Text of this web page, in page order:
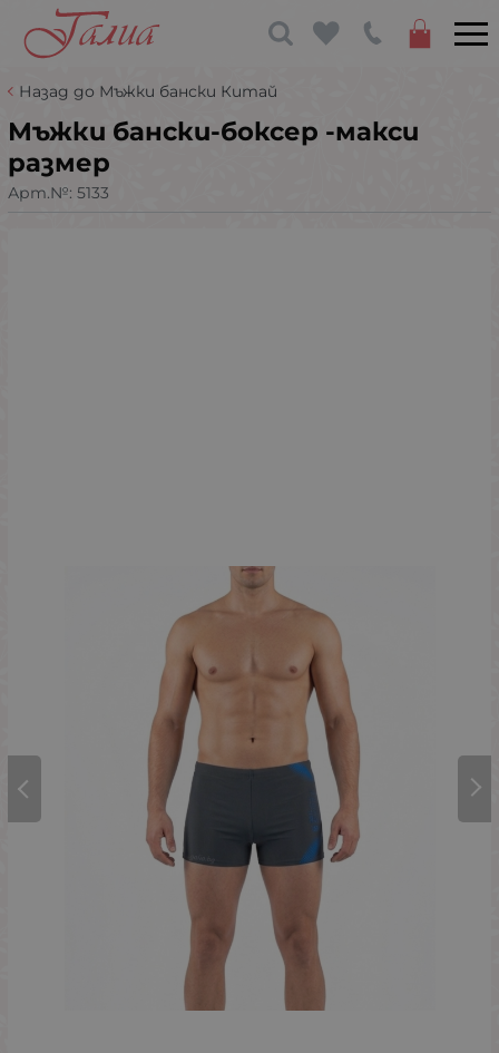
Назад до Мъжки бански Китай
Мъжки бански-боксер -макси
размер
Арт.№: 5133